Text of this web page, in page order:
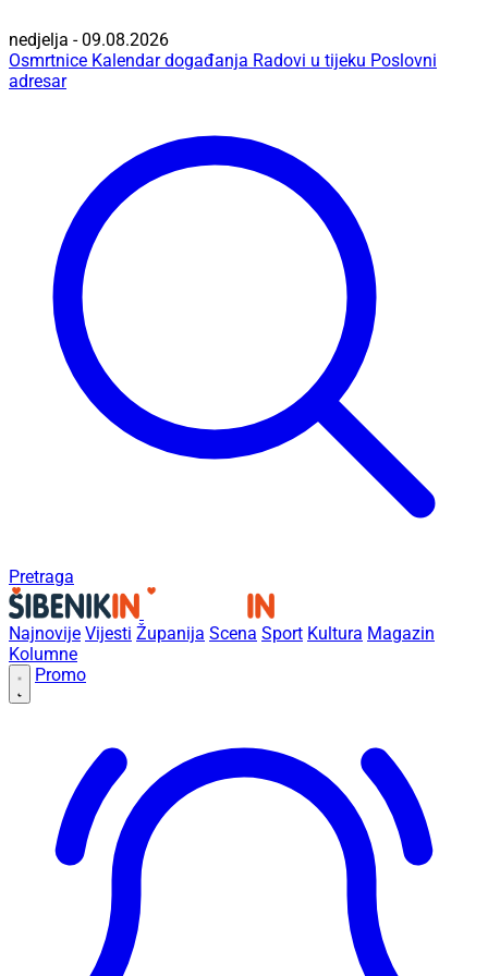
nedjelja - 09.08.2026
Osmrtnice Kalendar događanja Radovi u tijeku Poslovni
adresar
Pretraga
Najnovije Vijesti Županija Scena Sport Kultura Magazin
Kolumne
Promo